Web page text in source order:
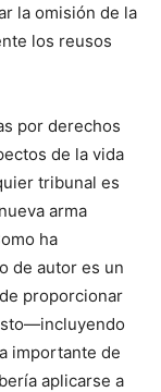
la omisión de la
los reusos
por derechos
de la vida
tribunal es
arma
ha
de autor es un
proporcionar
importante de
aplicarse a